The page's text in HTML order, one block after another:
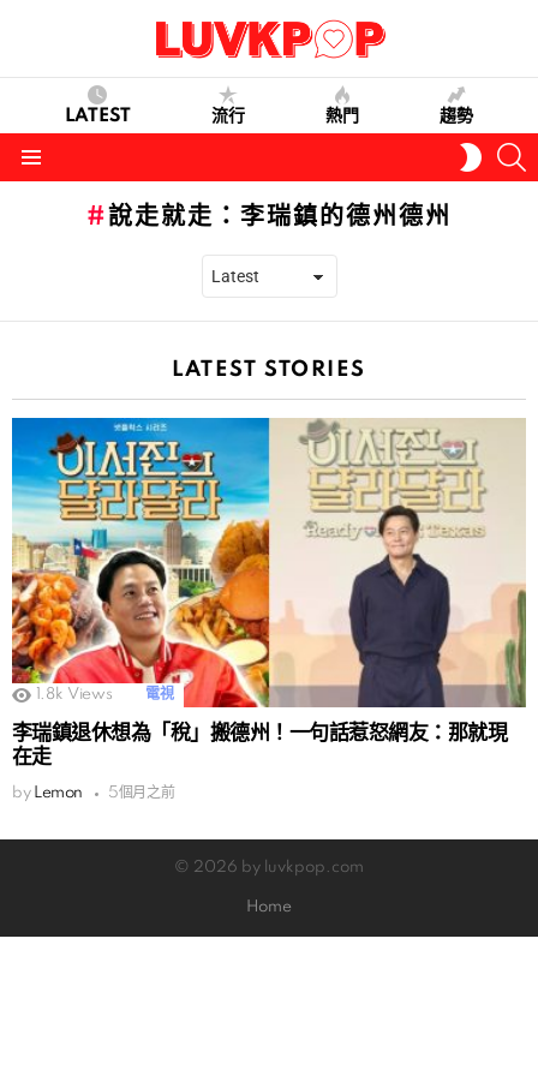
LATEST 流行 熱門 趨勢
SKIN
說走就走：李瑞鎮的德州德州
LATEST STORIES
1.8k Views 電視
李瑞鎮退休想為「稅」搬德州！一句話惹怒網友：那就現
在走
by Lemon 5個月之前
© 2026 by luvkpop.com
Home